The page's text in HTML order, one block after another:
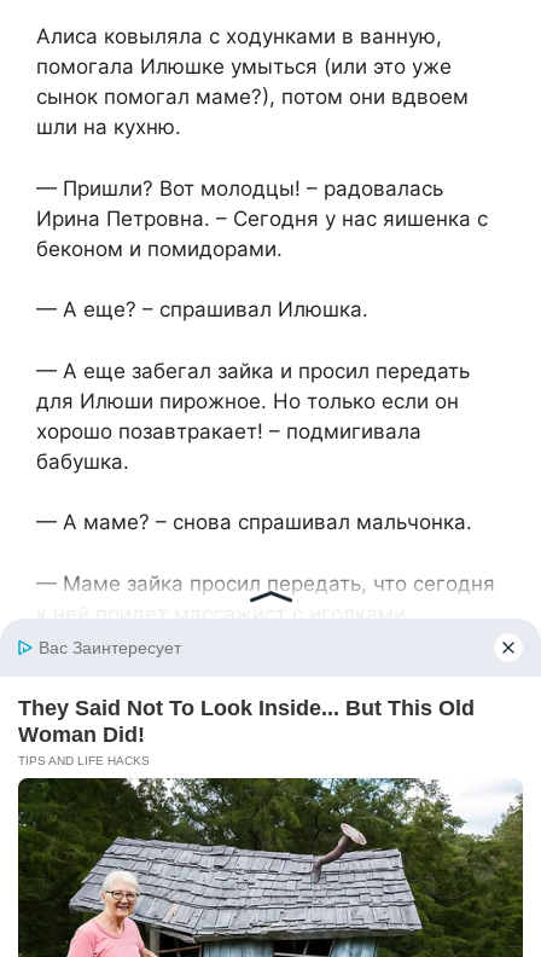
Алиса ковыляла с ходунками в ванную,
помогала Илюшке умыться (или это уже
сынок помогал маме?), потом они вдвоем
шли на кухню.
— Пришли? Вот молодцы! – радовалась
Ирина Петровна. – Сегодня у нас яишенка с
беконом и помидорами.
— А еще? – спрашивал Илюшка.
— А еще забегал зайка и просил передать
для Илюши пирожное. Но только если он
хорошо позавтракает! – подмигивала
бабушка.
— А маме? – снова спрашивал мальчонка.
— Маме зайка просил передать, что сегодня
Алиса.
— Да, посоветовали хорошего специалиста.
Говорят, на ноги ставит.
— Не верю в это, — грустно покачала
головой Алиса.
Молодая мама почти смирилась с тем, что